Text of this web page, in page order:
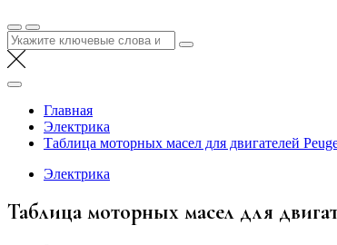
Найти:
Главная
Электрика
Таблица моторных масел для двигателей
Электрика
Таблица моторных масел для